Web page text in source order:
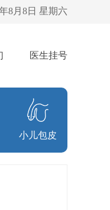
8月8日 星期六
医生挂号
小儿包皮